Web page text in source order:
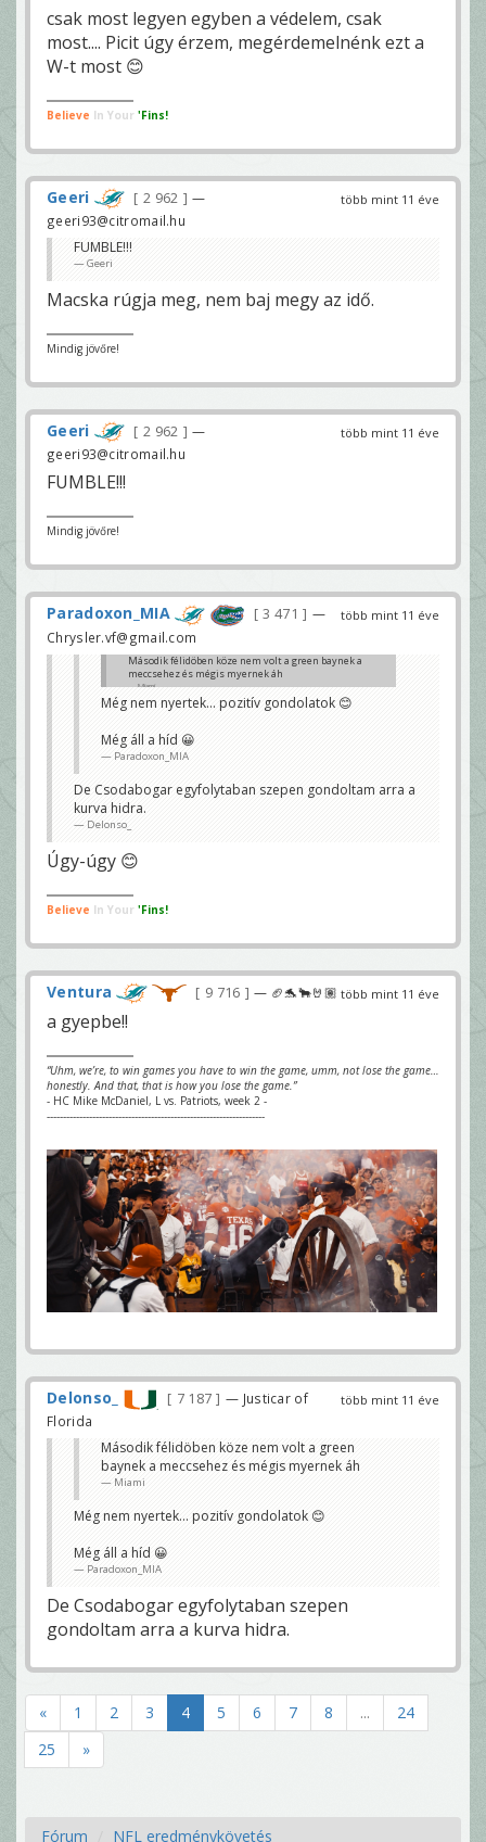
csak most legyen egyben a védelem, csak
most.... Picit úgy érzem, megérdemelnénk ezt a
W-t most 😊
Believe In Your 'Fins!
több mint 11 éve
Geeri 2 962
—
geeri93@citromail.hu
FUMBLE!!!
Geeri
Macska rúgja meg, nem baj megy az idő.
Mindig jövőre!
több mint 11 éve
Geeri 2 962
—
geeri93@citromail.hu
FUMBLE!!!
Mindig jövőre!
több mint 11 éve
Paradoxon_MIA 3 471
—
Chrysler.vf@gmail.com
Második félidöben köze nem volt a green baynek a
meccsehez és mégis myernek áh
Miami
Még nem nyertek... pozitív gondolatok 😊
Még áll a híd 😀
Paradoxon_MIA
De Csodabogar egyfolytaban szepen gondoltam arra a
kurva hidra.
Delonso_
Úgy-úgy 😊
Believe In Your 'Fins!
több mint 11 éve
Ventura 9 716 — 🏈🐬🐂🤘🏽
a gyepbe!!
“Uhm, we’re, to win games you have to win the game, umm, not lose the game…
honestly. And that, that is how you lose the game.”
- HC Mike McDaniel, L vs. Patriots, week 2 -
-------------------------------------------------------------------
több mint 11 éve
Delonso_ 7 187
— Justicar of
Florida
Második félidöben köze nem volt a green
baynek a meccsehez és mégis myernek áh
Miami
Még nem nyertek... pozitív gondolatok 😊
Még áll a híd 😀
Paradoxon_MIA
De Csodabogar egyfolytaban szepen
gondoltam arra a kurva hidra.
« 1 2 3 4 5 6 7 8 ...
24
25
»
Fórum NFL eredménykövetés